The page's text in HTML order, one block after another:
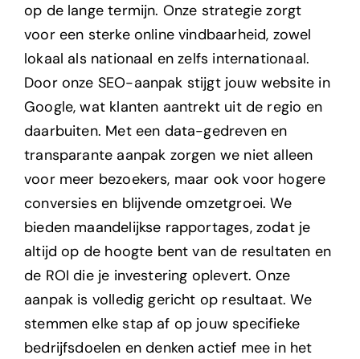
op de lange termijn. Onze strategie zorgt
voor een sterke online vindbaarheid, zowel
lokaal als nationaal en zelfs internationaal.
Door onze SEO-aanpak stijgt jouw website in
Google, wat klanten aantrekt uit de regio en
daarbuiten. Met een data-gedreven en
transparante aanpak zorgen we niet alleen
voor meer bezoekers, maar ook voor hogere
conversies en blijvende omzetgroei. We
bieden maandelijkse rapportages, zodat je
altijd op de hoogte bent van de resultaten en
de ROI die je investering oplevert.Onze
aanpak is volledig gericht op resultaat. We
stemmen elke stap af op jouw specifieke
bedrijfsdoelen en denken actief mee in het